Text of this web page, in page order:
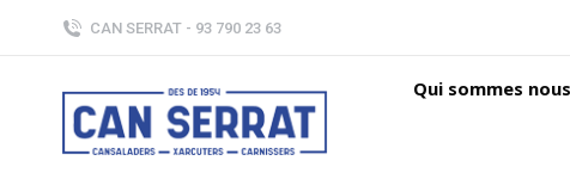
CAN SERRAT - 93 790 23 63
Qui sommes nous